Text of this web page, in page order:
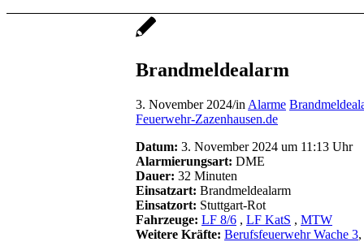
Brandmeldealarm
3. November 2024/in Alarme
Feuerwehr-Zazenhausen.de
Datum: 3. November 2024 um 11:13 Uhr
Alarmierungsart: DME
Dauer: 32 Minuten
Einsatzart: Brandmeldealarm
Einsatzort: Stuttgart-Rot
Fahrzeuge: LF 8/6 , LF KatS , MTW
Weitere Kräfte: Berufsfeuerwehr Wache 3,